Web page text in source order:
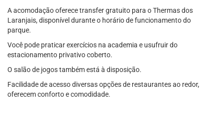
A acomodação oferece transfer gratuito para o Thermas dos
Laranjais, disponível durante o horário de funcionamento do
parque.
Você pode praticar exercícios na academia e usufruir do
estacionamento privativo coberto.
O salão de jogos também está à disposição.
Facilidade de acesso diversas opções de restaurantes ao redor,
oferecem conforto e comodidade.